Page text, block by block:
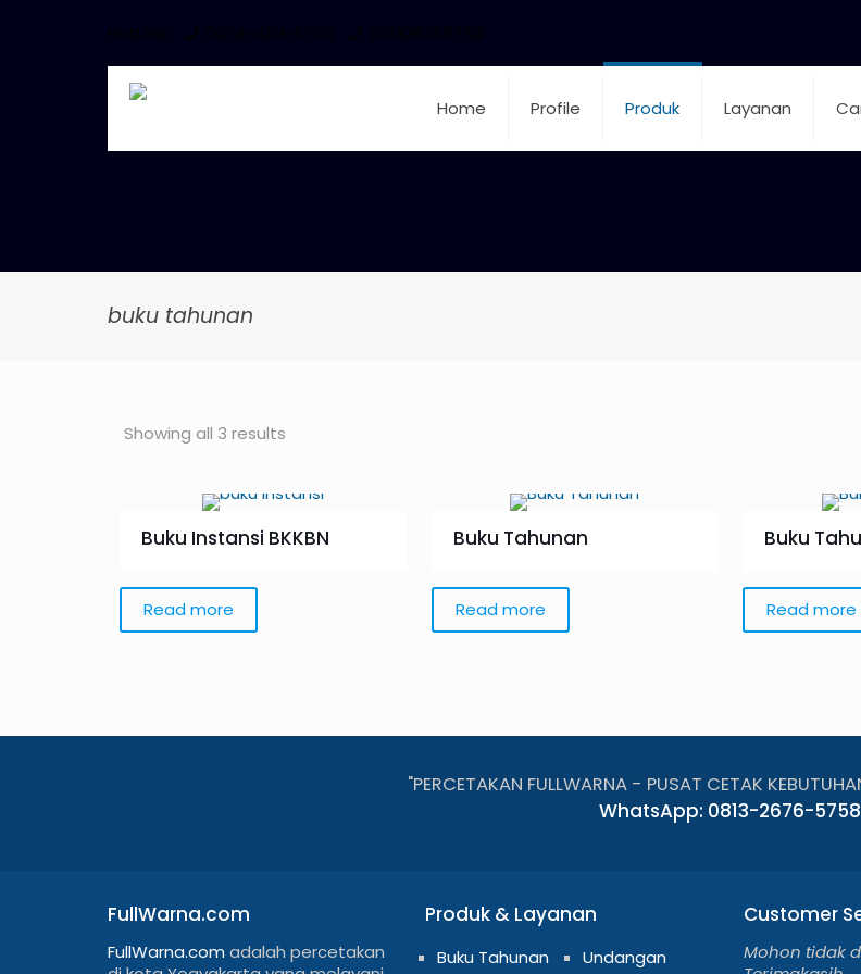
HotLine: 0274-439-6759 081326765758
Home Profile Produk Layanan
buku tahunan
Showing all 3 results
Buku Instansi BKKBN
Read more
Buku Tahunan
Read more
Buku
Read more
"PERCETAKAN FULLWARNA - PUSAT CETAK
WhatsApp: 0813-2676-5758
FullWarna.com
FullWarna.com adalah percetakan
Produk & Layanan
Buku Tahunan Undangan
Customer
Mohon tidak